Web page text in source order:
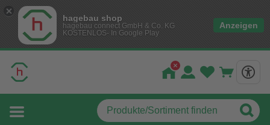
hagebau shop
hagebau connect GmbH & Co. KG
KOSTENLOS- In Google Play
Anzeigen